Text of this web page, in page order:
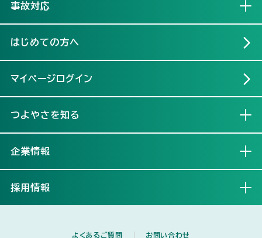
事故対応
はじめての方へ
マイページログイン
つよやさを知る
企業情報
採用情報
よくあるご質問 お問い合わせ